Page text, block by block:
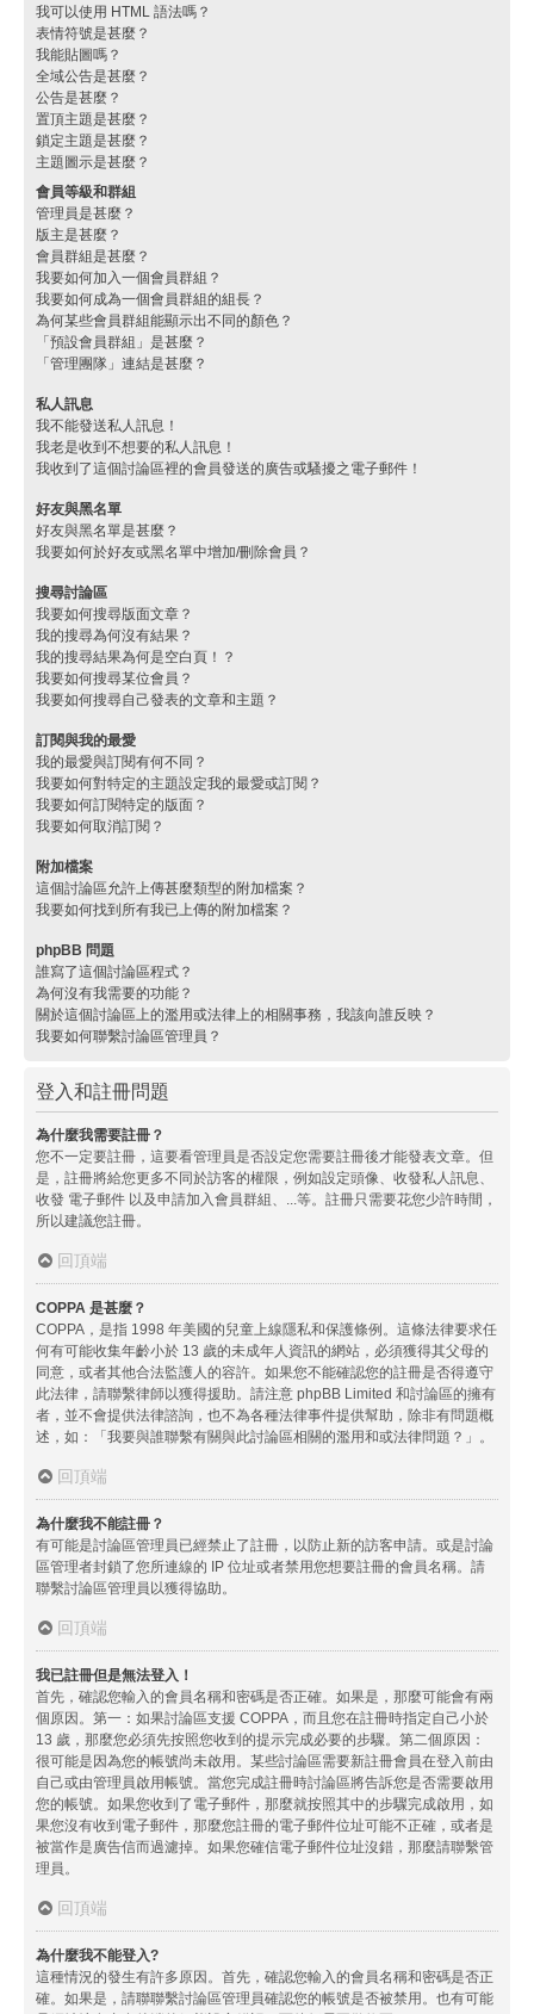
我可以使用 HTML 語法嗎？
表情符號是甚麼？
我能貼圖嗎？
全域公告是甚麼？
公告是甚麼？
置頂主題是甚麼？
鎖定主題是甚麼？
主題圖示是甚麼？
會員等級和群組
管理員是甚麼？
版主是甚麼？
會員群組是甚麼？
我要如何加入一個會員群組？
我要如何成為一個會員群組的組長？
為何某些會員群組能顯示出不同的顏色？
「預設會員群組」是甚麼？
「管理團隊」連結是甚麼？
私人訊息
我不能發送私人訊息！
我老是收到不想要的私人訊息！
我收到了這個討論區裡的會員發送的廣告或騷擾之電子郵件！
好友與黑名單
好友與黑名單是甚麼？
我要如何於好友或黑名單中增加/刪除會員？
搜尋討論區
我要如何搜尋版面文章？
我的搜尋為何沒有結果？
我的搜尋結果為何是空白頁！？
我要如何搜尋某位會員？
我要如何搜尋自己發表的文章和主題？
訂閱與我的最愛
我的最愛與訂閱有何不同？
我要如何對特定的主題設定我的最愛或訂閱？
我要如何訂閱特定的版面？
我要如何取消訂閱？
附加檔案
這個討論區允許上傳甚麼類型的附加檔案？
我要如何找到所有我已上傳的附加檔案？
phpBB 問題
誰寫了這個討論區程式？
為何沒有我需要的功能？
關於這個討論區上的濫用或法律上的相關事務，我該向誰反映？
我要如何聯繫討論區管理員？
登入和註冊問題
為什麼我需要註冊？
您不一定要註冊，這要看管理員是否設定您需要註冊後才能發表文章。但
是，註冊將給您更多不同於訪客的權限，例如設定頭像、收發私人訊息、
收發 電子郵件 以及申請加入會員群組、...等。註冊只需要花您少許時間，
所以建議您註冊。
回頂端
COPPA 是甚麼？
COPPA，是指 1998 年美國的兒童上線隱私和保護條例。這條法律要求任
何有可能收集年齡小於 13 歲的未成年人資訊的網站，必須獲得其父母的
同意，或者其他合法監護人的容許。如果您不能確認您的註冊是否得遵守
此法律，請聯繫律師以獲得援助。請注意 phpBB Limited 和討論區的擁有
者，並不會提供法律諮詢，也不為各種法律事件提供幫助，除非有問題概
述，如：「我要與誰聯繫有關與此討論區相關的濫用和或法律問題？」。
回頂端
為什麼我不能註冊？
有可能是討論區管理員已經禁止了註冊，以防止新的訪客申請。或是討論
區管理者封鎖了您所連線的 IP 位址或者禁用您想要註冊的會員名稱。請
聯繫討論區管理員以獲得協助。
回頂端
我已註冊但是無法登入！
首先，確認您輸入的會員名稱和密碼是否正確。如果是，那麼可能會有兩
個原因。第一：如果討論區支援 COPPA，而且您在註冊時指定自己小於
13 歲，那麼您必須先按照您收到的提示完成必要的步驟。第二個原因：
很可能是因為您的帳號尚未啟用。某些討論區需要新註冊會員在登入前由
自己或由管理員啟用帳號。當您完成註冊時討論區將告訴您是否需要啟用
您的帳號。如果您收到了電子郵件，那麼就按照其中的步驟完成啟用，如
果您沒有收到電子郵件，那麼您註冊的電子郵件位址可能不正確，或者是
被當作是廣告信而過濾掉。如果您確信電子郵件位址沒錯，那麼請聯繫管
理員。
回頂端
為什麼我不能登入?
這種情況的發生有許多原因。首先，確認您輸入的會員名稱和密碼是否正
確。如果是，請聯聯繫討論區管理員確認您的帳號是否被禁用。也有可能